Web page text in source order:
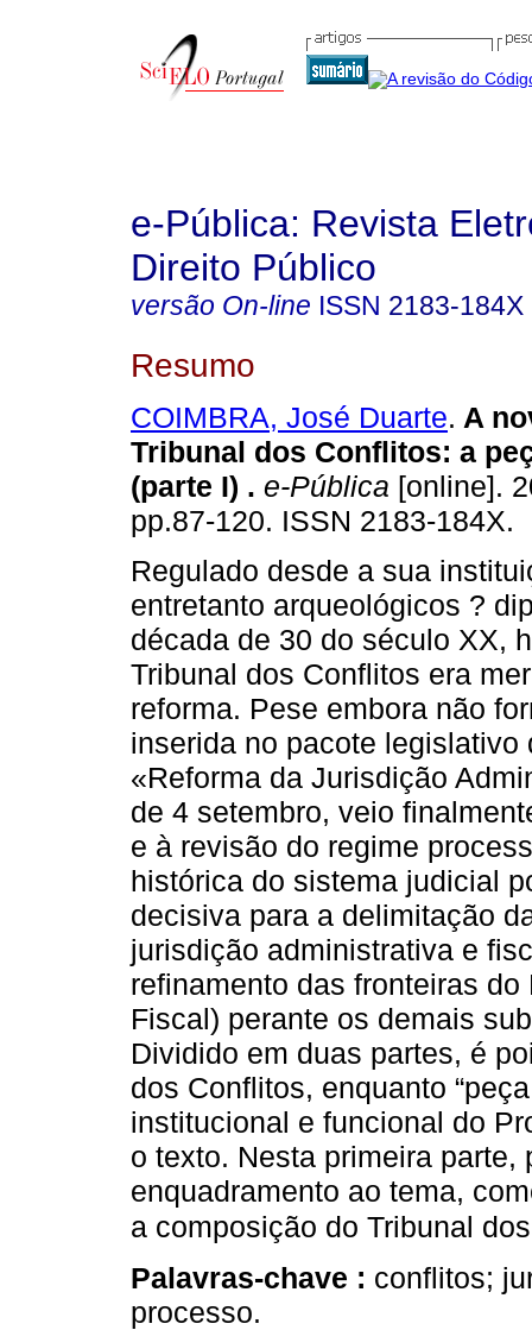
e-Pública: Revista
Direito Público
versão On-line ISSN 2183-184X
Resumo
COIMBRA, José Duarte. A
Tribunal dos Conflitos: a
(parte I) . e-Pública [online].
pp.87-120. ISSN 2183-184X.
Regulado desde a sua
entretanto arqueológicos ?
década de 30 do século XX,
Tribunal dos Conflitos era
reforma. Pese embora não
inserida no pacote
«Reforma da Jurisdição
de 4 setembro, veio
e à revisão do regime
histórica do sistema judicial
decisiva para a delimitação
jurisdição administrativa e
refinamento das fronteiras
Fiscal) perante os demais
Dividido em duas partes, é
dos Conflitos, enquanto
institucional e funcional do
o texto. Nesta primeira parte,
enquadramento ao tema,
a composição do Tribunal
Palavras-chave : conflitos;
processo.